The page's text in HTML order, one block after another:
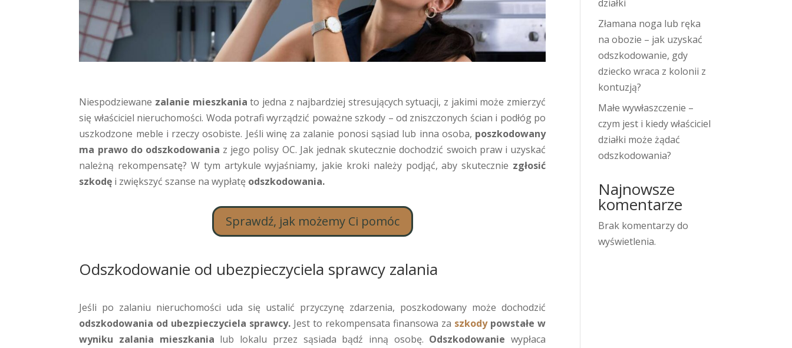
Niespodziewane zalanie mieszkania to jedna z najbardziej stresujących sytuacji, z jakimi może zmierzyć
się właściciel nieruchomości. Woda potrafi wyrządzić poważne szkody – od zniszczonych ścian i podłóg po
uszkodzone meble i rzeczy osobiste. Jeśli winę za zalanie ponosi sąsiad lub inna osoba, poszkodowany
ma prawo do odszkodowania z jego polisy OC. Jak jednak skutecznie dochodzić swoich praw i uzyskać
należną rekompensatę? W tym artykule wyjaśniamy, jakie kroki należy podjąć, aby skutecznie zgłosić
szkodę i zwiększyć szanse na wypłatę odszkodowania.
Sprawdź, jak możemy Ci pomóc
Odszkodowanie od ubezpieczyciela sprawcy zalania
Jeśli po zalaniu nieruchomości uda się ustalić przyczynę zdarzenia, poszkodowany może dochodzić
odszkodowania od ubezpieczyciela sprawcy. Jest to rekompensata finansowa za szkodypowstałe w
wyniku zalania mieszkania lub lokalu przez sąsiada bądź inną osobę. Odszkodowaniewypłaca
działki
Złamana noga lub ręka
na obozie – jak uzyskać
odszkodowanie, gdy
dziecko wraca z kolonii z
kontuzją?
Małe wywłaszczenie –
czym jest i kiedy właściciel
działki może żądać
odszkodowania?
Najnowsze
komentarze
Brak komentarzy do
wyświetlenia.